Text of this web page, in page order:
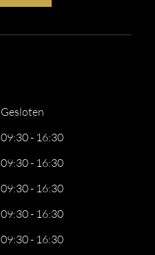
Gesloten
09:30 - 16:30
09:30 - 16:30
09:30 - 16:30
09:30 - 16:30
09:30 - 16:30